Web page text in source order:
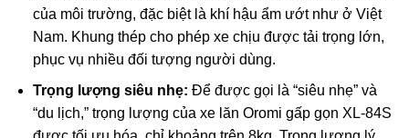
của môi trường, đặc biệt là khí hậu ẩm ướt như ở Việt
Nam. Khung thép cho phép xe chịu được tải trọng lớn,
phục vụ nhiều đối tượng người dùng.
Trọng lượng siêu nhẹ: Để được gọi là “siêu nhẹ” và
“du lịch,” trọng lượng của xe lăn Oromi gấp gọn XL-84S